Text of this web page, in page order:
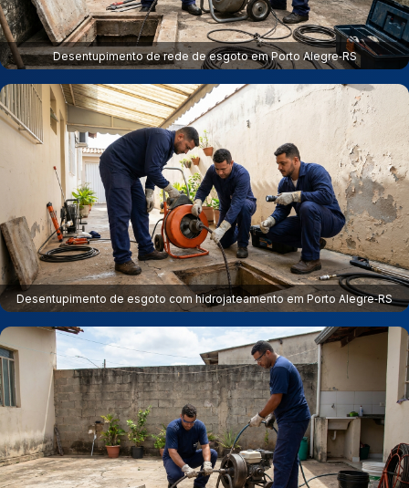
Desentupimento de rede de esgoto em Porto Alegre‑RS
Desentupimento de esgoto com hidrojateamento em Porto Alegre‑RS